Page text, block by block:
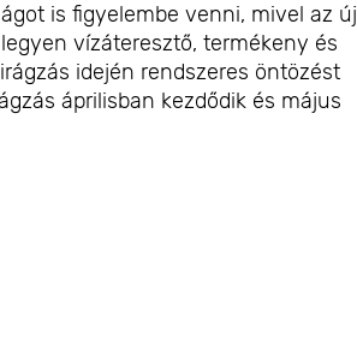
is figyelembe venni, mivel az új
vízáteresztő, termékeny és
idején rendszeres öntözést
áprilisban kezdődik és május